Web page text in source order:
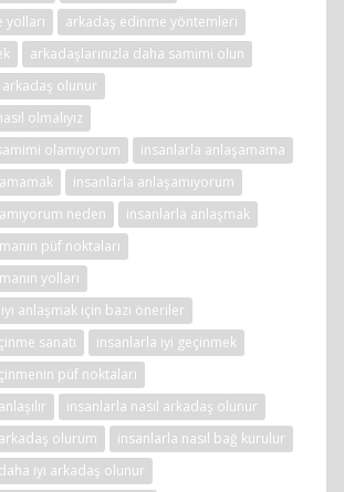
yolları
arkadaş edinme yöntemleri
arkadaşlarınızla daha samimi olun
arkadaş olunur
olmalıyız
olamıyorum
insanlarla anlaşamama
insanlarla anlaşamıyorum
neden
insanlarla anlaşmak
püf noktaları
yolları
anlaşmak için bazı öneriler
sanatı
insanlarla iyi geçinmek
püf noktaları
insanlarla nasıl arkadaş olunur
olurum
insanlarla nasıl bağ kurulur
iyi arkadaş olunur